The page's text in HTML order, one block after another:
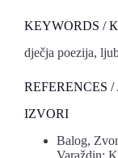
KEYWORDS /
dječja poezija,
REFERENCES
IZVORI
Balog,
Varaždin: